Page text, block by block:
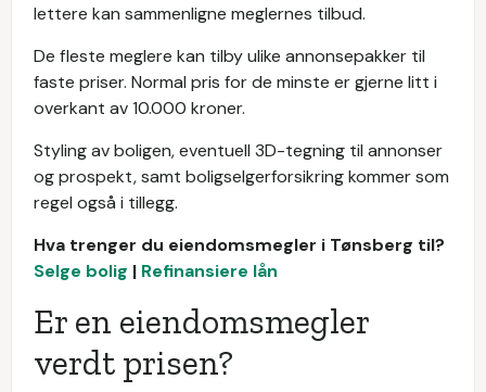
lettere kan sammenligne meglernes tilbud.
De fleste meglere kan tilby ulike annonsepakker til
faste priser. Normal pris for de minste er gjerne litt i
overkant av 10.000 kroner.
Styling av boligen, eventuell 3D-tegning til annonser
og prospekt, samt boligselgerforsikring kommer som
regel også i tillegg.
Hva trenger du eiendomsmegler i Tønsberg til?
Selge bolig | Refinansiere lån
Er en eiendomsmegler
verdt prisen?